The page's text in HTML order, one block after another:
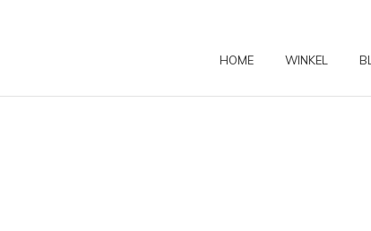
HOME WINKEL